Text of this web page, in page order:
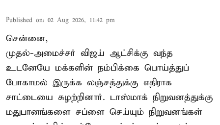
Published on: 02 Aug 2026, 11:42 pm
சென்னை,
முதல்-அமைச்சர் விஜய் ஆட்சிக்கு வந்த
உடனேயே மக்களின் நம்பிக்கை பொய்த்துப்
போகாமல் இருக்க லஞ்சத்துக்கு எதிராக
சாட்டையை சுழற்றினார். டாஸ்மாக் நிறுவனத்துக்கு
மதுபானங்களை சப்ளை செய்யும் நிறுவனங்கள்